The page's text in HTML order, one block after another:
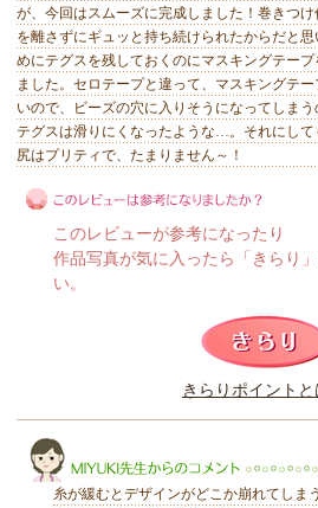
が、今回はスムーズに完成しました！巻きつ
を離さずにギュッと持ち続けられたからだと
めにテグスを残しておくのにマスキングテー
ました。セロテープと違って、マスキングテ
いので、ビーズの穴に入りそうになってしまう
テグスは滑りにくなったような…。それにして
尻はプリティで、たまりません～！
このレビューは参考になりましたか？
このレビューが参考になったり
作品写真が気に入ったら「きらり
い。
きらりポイントと
糸が緩むとデザインがどこか崩れてしま